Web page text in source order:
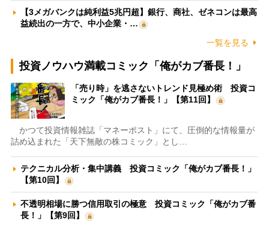
【3メガバンクは純利益5兆円超】銀行、商社、ゼネコンは最高
益続出の一方で、中小企業・…
一覧を見る
投資ノウハウ満載コミック「俺がカブ番長！」
「売り時」を逃さないトレンド見極め術 投資コ
ミック「俺がカブ番長！」【第11回】
かつて投資情報雑誌「マネーポスト」にて、圧倒的な情報量が
詰め込まれた「天下無敵の株コミック」とし…
テクニカル分析・集中講義 投資コミック「俺がカブ番長！」
【第10回】
不透明相場に勝つ信用取引の極意 投資コミック「俺がカブ番
長！」【第9回】